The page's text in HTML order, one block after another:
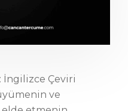
İngilizce Çeviri
ve